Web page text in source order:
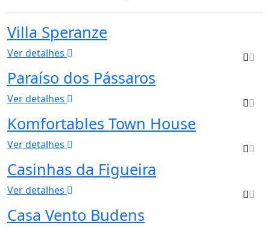
Villa Speranze
Ver detalhes
Paraíso dos Pássaros
Ver detalhes
Komfortables Town House
Ver detalhes
Casinhas da Figueira
Ver detalhes
Casa Vento Budens